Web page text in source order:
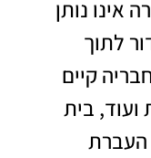
אינו נותן
לתוך
קיים
ועוד, בית
העברת